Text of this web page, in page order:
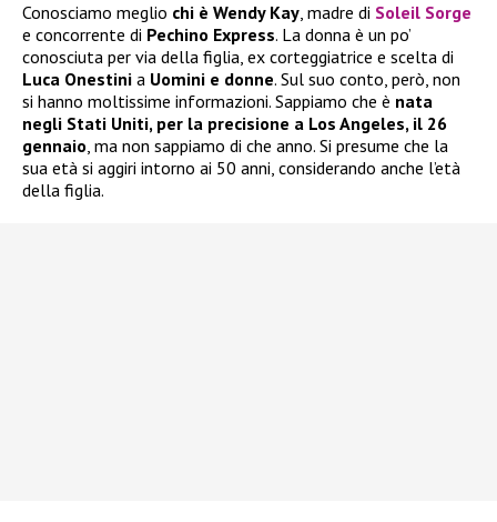
Conosciamo meglio chi è Wendy Kay, madre di Soleil Sorge
e concorrente di Pechino Express. La donna è un po’
conosciuta per via della figlia, ex corteggiatrice e scelta di
Luca Onestini a Uomini e donne. Sul suo conto, però, non
si hanno moltissime informazioni. Sappiamo che è nata
negli Stati Uniti, per la precisione a Los Angeles, il 26
gennaio, ma non sappiamo di che anno. Si presume che la
sua età si aggiri intorno ai 50 anni, considerando anche l’età
della figlia.